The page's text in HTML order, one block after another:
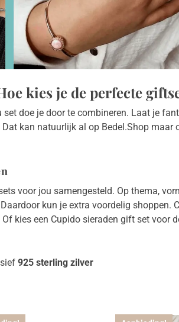
kies je de perfecte
set doe je door te combineren. Laat je
kan natuurlijk al op Bedel.Shop maar
voor jou samengesteld. Op thema,
kun je extra voordelig shoppen.
kies een Cupido sieraden gift set voor
925 sterling zilver